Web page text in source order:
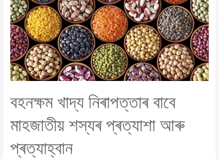
বহনক্ষম খাদ্য নিৰাপত্তাৰ বাবে
মাহজাতীয় শস্যৰ প্ৰত্যাশা আৰু
প্ৰত্যাহ্বান
প্ৰত্যাশা
আৰু
প্ৰত্যাহ্বান